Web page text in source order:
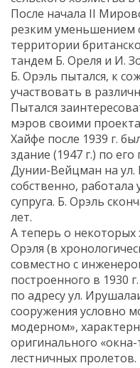
После начала II
резким уменьшением
территории
тандем Б. Ореля и И.
Б. Орэль пытался, к
участвовать в
Пытался
мэров своими
Хайфе после 1939 г.
здание (1947 г.) по
Дунии-Вейцман на ул.
собственно,
супруга. Б. Орэль
лет.
А теперь о некоторых
Орэля (в
совместно с
построенного в 1930
по адресу ул.
сооружения условно
модерном»,
оригинального
лестничных